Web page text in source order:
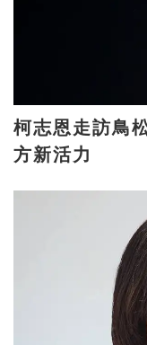
柯志恩走訪鳥
方新活力